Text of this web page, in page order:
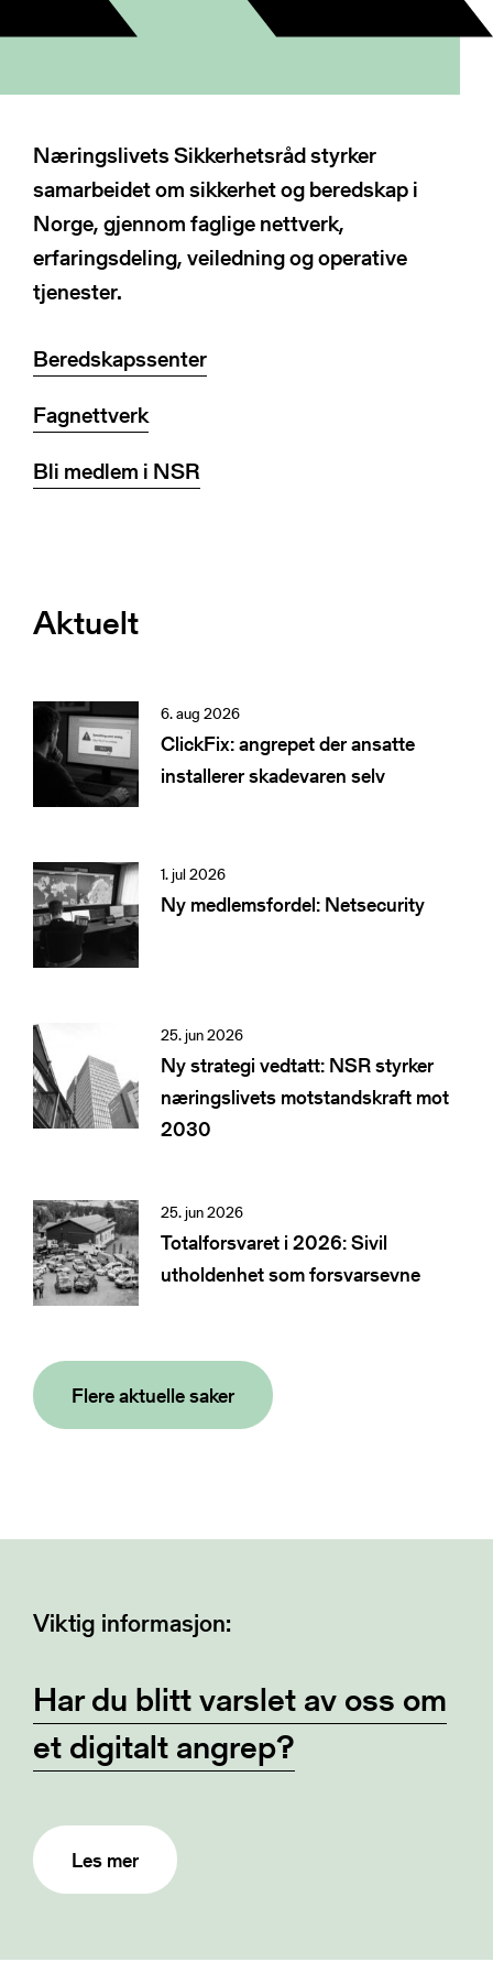
NSRs kontaktregister
Varde
Foredrag
Publikasjoner
Informasjonsdeling
Om NSR
NSR Strategi
Vedtekter
Medlemsbedrifter
Ansatte
Kontakt oss
Bli medlem
NSR Digital
NSR Beredskap
Næringslivets
sikkerhetsråd
Næringslivets Sikkerhetsråd styrker
samarbeidet om sikkerhet og beredskap i
Norge, gjennom faglige nettverk,
erfaringsdeling, veiledning og operative
tjenester.
Beredskapssenter
Fagnettverk
Bli medlem i NSR
Aktuelt
6. aug 2026
ClickFix: angrepet der ansatte
installerer skadevaren selv
1. jul 2026
Ny medlemsfordel: Netsecurity
25. jun 2026
Ny strategi vedtatt: NSR styrker
næringslivets motstandskraft mot
2030
25. jun 2026
Totalforsvaret i 2026: Sivil
utholdenhet som forsvarsevne
Flere aktuelle saker
Viktig informasjon:
Har du blitt varslet av oss om
et digitalt angrep?
Les mer